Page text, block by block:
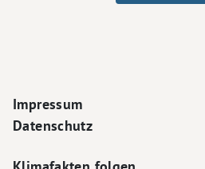
Footer Navigation
Impressum
Datenschutz